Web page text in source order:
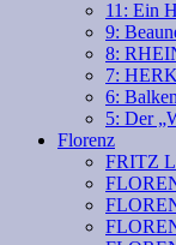
11: Ein
9:
8:
7:
6:
5: Der
Florenz
FRITZ